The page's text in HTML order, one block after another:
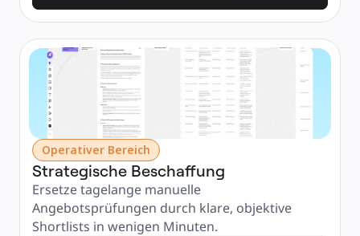
Operativer Bereich
Strategische Beschaffung
Ersetze tagelange manuelle
Angebotsprüfungen durch klare, objektive
Shortlists in wenigen Minuten.